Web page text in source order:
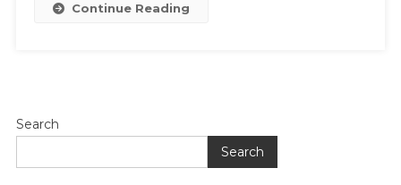
Continue Reading
Search
Search